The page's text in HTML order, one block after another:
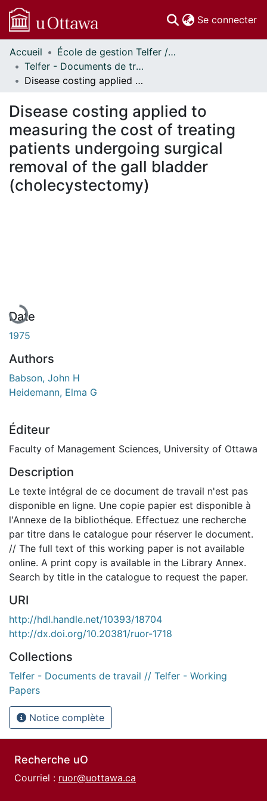
Se connecter
Communautés
et collections
Parcourir
À propos
Accueil
École de gestion Telfer // Telfer School of Management
Telfer - Documents de travail // Telfer - Working Papers
Disease costing applied to measuring the cost of treating patients undergoing surgical removal of the gall bladder (cholecystectomy)
Disease costing applied to
measuring the cost of treating
patients undergoing surgical
removal of the gall bladder
(cholecystectomy)
Date
1975
Authors
Babson, John H
Heidemann, Elma G
Éditeur
Faculty of Management Sciences, University of Ottawa
Description
Le texte intégral de ce document de travail n'est pas
disponible en ligne. Une copie papier est disponible à
l'Annexe de la bibliothéque. Effectuez une recherche
par titre dans le catalogue pour réserver le document.
// The full text of this working paper is not available
online. A print copy is available in the Library Annex.
Search by title in the catalogue to request the paper.
URI
http://hdl.handle.net/10393/18704
http://dx.doi.org/10.20381/ruor-1718
Collections
Telfer - Documents de travail // Telfer - Working
Papers
Notice complète
Recherche uO
Courriel : ruor@uottawa.ca